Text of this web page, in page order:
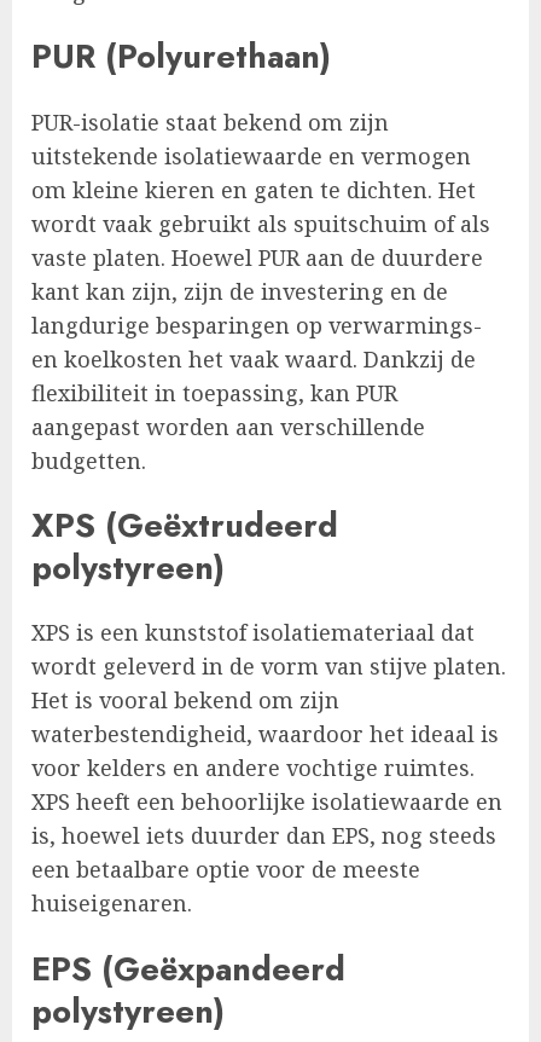
PUR (Polyurethaan)
PUR-isolatie staat bekend om zijn
uitstekende isolatiewaarde en vermogen
om kleine kieren en gaten te dichten. Het
wordt vaak gebruikt als spuitschuim of als
vaste platen. Hoewel PUR aan de duurdere
kant kan zijn, zijn de investering en de
langdurige besparingen op verwarmings-
en koelkosten het vaak waard. Dankzij de
flexibiliteit in toepassing, kan PUR
aangepast worden aan verschillende
budgetten.
XPS (Geëxtrudeerd
polystyreen)
XPS is een kunststof isolatiemateriaal dat
wordt geleverd in de vorm van stijve platen.
Het is vooral bekend om zijn
waterbestendigheid, waardoor het ideaal is
voor kelders en andere vochtige ruimtes.
XPS heeft een behoorlijke isolatiewaarde en
is, hoewel iets duurder dan EPS, nog steeds
een betaalbare optie voor de meeste
huiseigenaren.
EPS (Geëxpandeerd
polystyreen)